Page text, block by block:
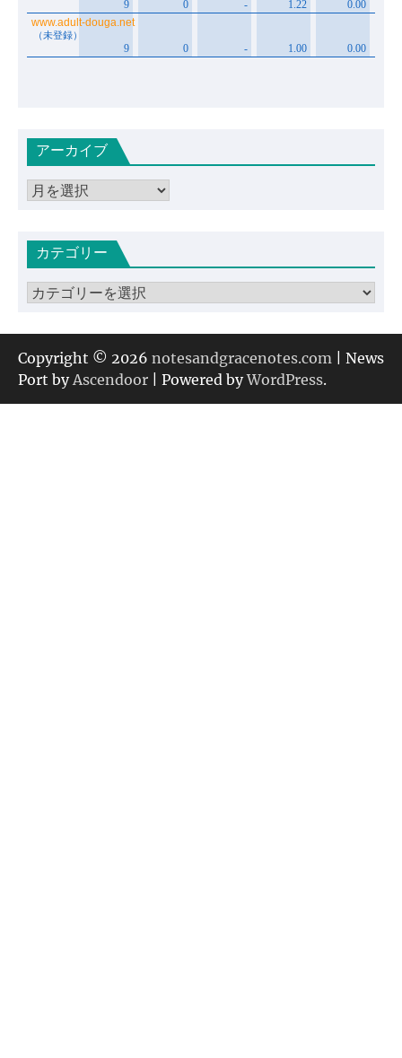
アーカイブ
ア
イカテゴリー
カ
ゴ
リ
ー
Copyright © 2026 notesandgracenotes.com | News
Port byAscendoor | Powered byWordPress.